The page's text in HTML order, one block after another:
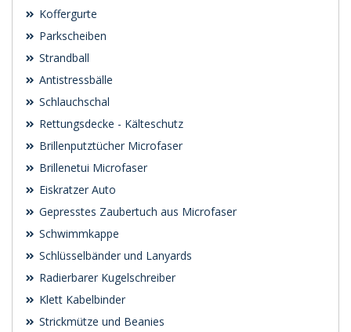
Koffergurte
Parkscheiben
Strandball
Antistressbälle
Schlauchschal
Rettungsdecke - Kälteschutz
Brillenputztücher Microfaser
Brillenetui Microfaser
Eiskratzer Auto
Gepresstes Zaubertuch aus Microfaser
Schwimmkappe
Schlüsselbänder und Lanyards
Radierbarer Kugelschreiber
Klett Kabelbinder
Strickmütze und Beanies